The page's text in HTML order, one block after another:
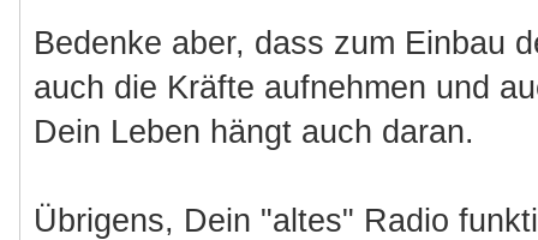
Bedenke aber, dass zum Einbau
auch die Kräfte aufnehmen und
Dein Leben hängt auch daran.
Übrigens, Dein "altes" Radio